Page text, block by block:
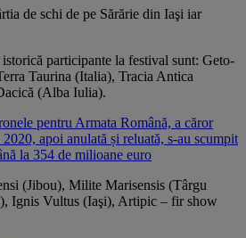
de schi de pe Sărărie din Iaşi iar
participante la festival sunt: Geto-
Taurina (Italia), Tracia Antica
(Alba Iulia).
pentru Armata Română, a căror
apoi anulată și reluată, s-au scumpit
la 354 de milioane euro
(Jibou), Milite Marisensis (Târgu
Ignis Vultus (Iaşi), Artipic – fir show